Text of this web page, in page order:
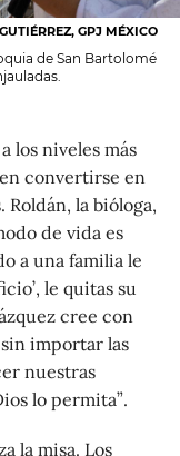
GPJ MÉXICO
de San Bartolomé
los niveles más
convertirse en
la bióloga,
de vida es
a una familia le
le quitas su
cree con
importar las
nuestras
lo permita”.
la misa. Los